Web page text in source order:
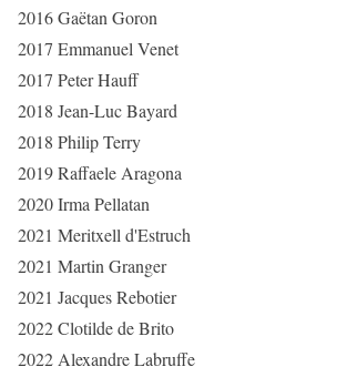
2016 Gaëtan Goron
2017 Emmanuel Venet
2017 Peter Hauff
2018 Jean-Luc Bayard
2018 Philip Terry
2019 Raffaele Aragona
2020 Irma Pellatan
2021 Meritxell d'Estruch
2021 Martin Granger
2021 Jacques Rebotier
2022 Clotilde de Brito
2022 Alexandre Labruffe